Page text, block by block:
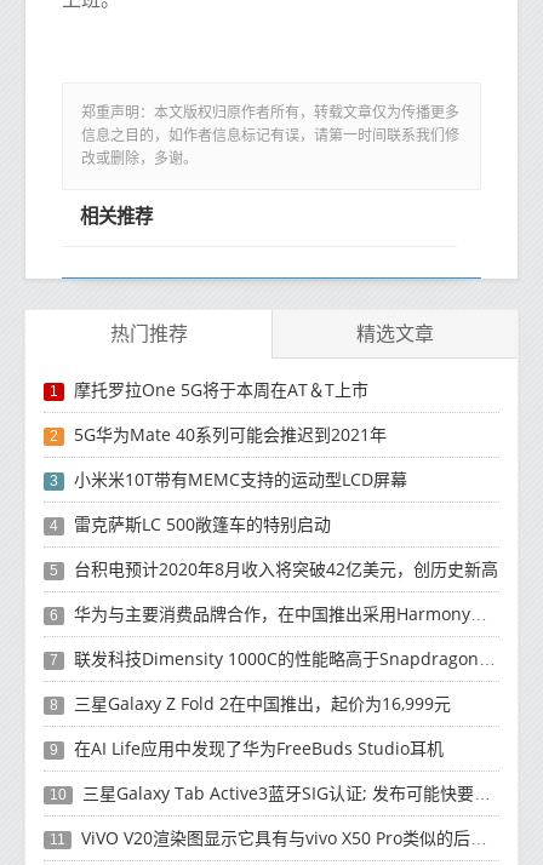
郑重声明：本文版权归原作者所有，转载文章仅为传播更多
信息之目的，如作者信息标记有误，请第一时间联系我们修
改或删除，多谢。
相关推荐
热门推荐 精选文章
1 摩托罗拉One 5G将于本周在AT＆T上市
2 5G华为Mate 40系列可能会推迟到2021年
3 小米米10T带有MEMC支持的运动型LCD屏幕
4 雷克萨斯LC 500敞篷车的特别启动
5 台积电预计2020年8月收入将突破42亿美元，创历史新高
6 华为与主要消费品牌合作，在中国推出采用HarmonyOS 2.0的智能家居产品
7 联发科技Dimensity 1000C的性能略高于Snapdragon 765G
8 三星Galaxy Z Fold 2在中国推出，起价为16,999元
9 在AI Life应用中发现了华为FreeBuds Studio耳机
10 三星Galaxy Tab Active3蓝牙SIG认证; 发布可能快要结束了
11 ViVO V20渲染图显示它具有与vivo X50 Pro类似的后部设计